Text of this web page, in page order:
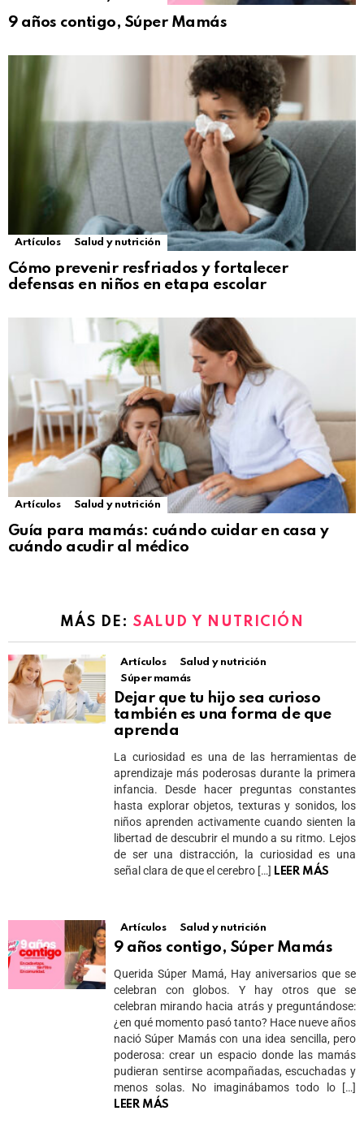
9 años contigo, Súper Mamás
Artículos Salud y nutrición
Cómo prevenir resfriados y fortalecer
defensas en niños en etapa escolar
Artículos Salud y nutrición
Guía para mamás: cuándo cuidar en casa y
cuándo acudir al médico
MÁS DE:SALUD Y NUTRICIÓN
Artículos
Salud y nutrición
Súper mamás
Dejar que tu hijo sea curioso
también es una forma de que
aprenda
La curiosidad es una de las herramientas de
aprendizaje más poderosas durante la primera
infancia. Desde hacer preguntas constantes
hasta explorar objetos, texturas y sonidos, los
niños aprenden activamente cuando sienten la
libertad de descubrir el mundo a su ritmo. Lejos
de ser una distracción, la curiosidad es una
señal clara de que el cerebro […] LEER MÁS
Artículos Salud y nutrición
9 años contigo, Súper Mamás
Querida Súper Mamá, Hay aniversarios que se
celebran con globos. Y hay otros que se
celebran mirando hacia atrás y preguntándose:
¿en qué momento pasó tanto? Hace nueve años
nació Súper Mamás con una idea sencilla, pero
poderosa: crear un espacio donde las mamás
pudieran sentirse acompañadas, escuchadas y
menos solas. No imaginábamos todo lo […]
LEER MÁS